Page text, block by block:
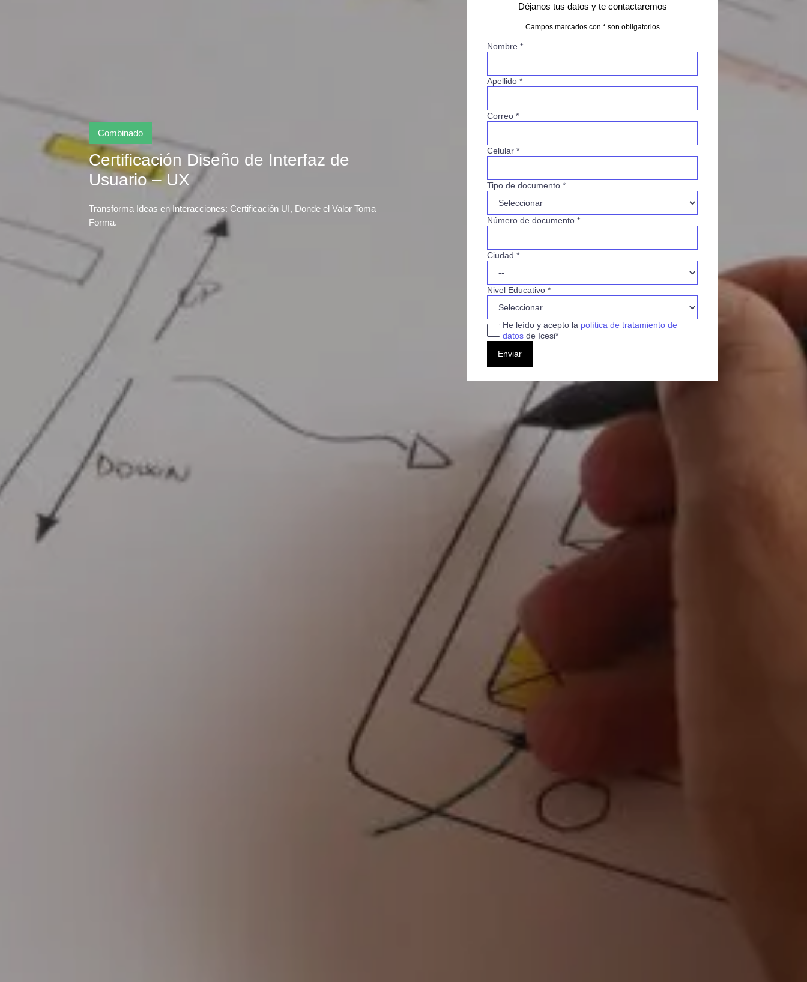
Combinado
Certificación Diseño de Interfaz de
Usuario – UX
Transforma Ideas en Interacciones: Certificación UI, Donde el Valor Toma
Forma.
Déjanos tus datos y te contactaremos
Campos marcados con * son obligatorios
Nombre *
Apellido *
Correo *
Celular *
Tipo de documento *
Número de documento *
Ciudad *
Nivel Educativo *
He leído y acepto la política de tratamiento de
datosde Icesi*